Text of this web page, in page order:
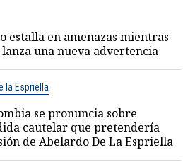
estalla en amenazas mientras
una nueva advertencia
la Espriella
se pronuncia sobre
cautelar que pretendería
de Abelardo De La Espriella